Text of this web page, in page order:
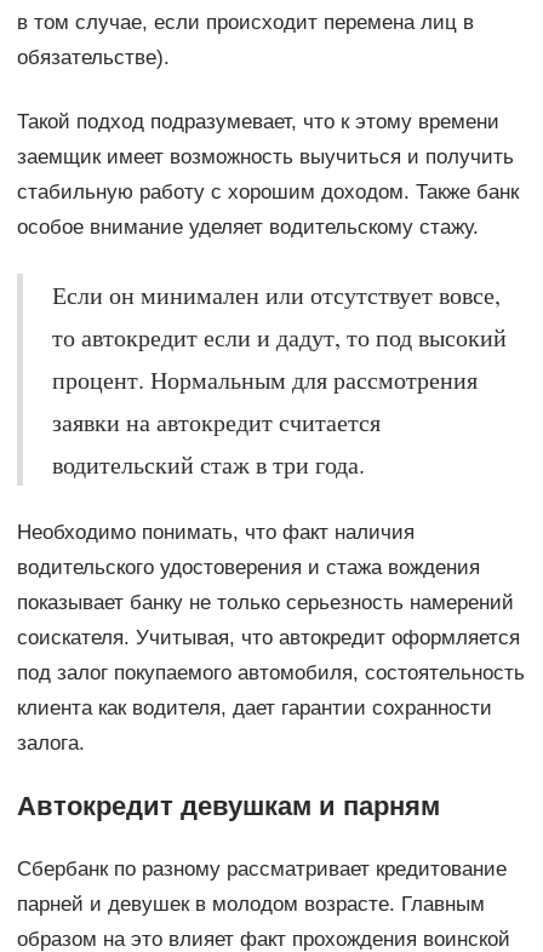
в том случае, если происходит перемена лиц в
обязательстве).
Такой подход подразумевает, что к этому времени
заемщик имеет возможность выучиться и получить
стабильную работу с хорошим доходом. Также банк
особое внимание уделяет водительскому стажу.
Если он минимален или отсутствует вовсе,
то автокредит если и дадут, то под высокий
процент. Нормальным для рассмотрения
заявки на автокредит считается
водительский стаж в три года.
Необходимо понимать, что факт наличия
водительского удостоверения и стажа вождения
показывает банку не только серьезность намерений
соискателя. Учитывая, что автокредит оформляется
под залог покупаемого автомобиля, состоятельность
клиента как водителя, дает гарантии сохранности
залога.
Автокредит девушкам и парням
Сбербанк по разному рассматривает кредитование
парней и девушек в молодом возрасте. Главным
образом на это влияет факт прохождения воинской